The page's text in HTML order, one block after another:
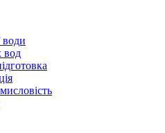
води
вод